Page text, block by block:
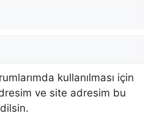
kullanılması için
ve site adresim bu